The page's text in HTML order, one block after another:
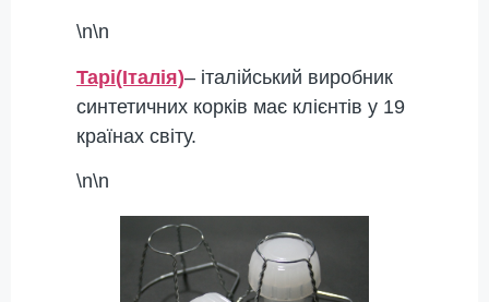
\n\n
Tapi(Італія)– італійський виробник
синтетичних корків має клієнтів у 19
країнах світу.
\n\n